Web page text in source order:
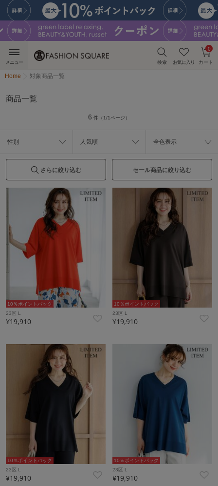
検索 お気に入り カート
0
メニュー
Home 対象商品一覧
商品一覧
6 件（1/1ページ）
性別 人気順 全色表示
さらに絞り込む セール商品に絞り込む
10％ポイントバック
23区 L
¥19,910
10％ポイントバック
23区 L
¥19,910
10％ポイントバック
23区 L
¥19,910
10％ポイントバック
23区 L
¥19,910